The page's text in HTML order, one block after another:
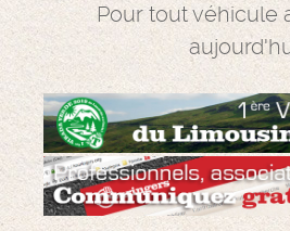
Pour tout véhicule